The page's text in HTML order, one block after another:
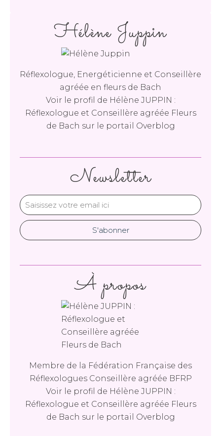
Newsletter
Hélène Juppin
Réflexologue, Energéticienne et Conseillère
agréée en fleurs de Bach
Voir le profil de Hélène JUPPIN :
Réflexologue et Conseillère agréée Fleurs
de Bach sur le portail Overblog
À propos
Membre de la Fédération Française des
Réflexologues Conseillère agréée BFRP
Voir le profil de Hélène JUPPIN :
Réflexologue et Conseillère agréée Fleurs
de Bach sur le portail Overblog